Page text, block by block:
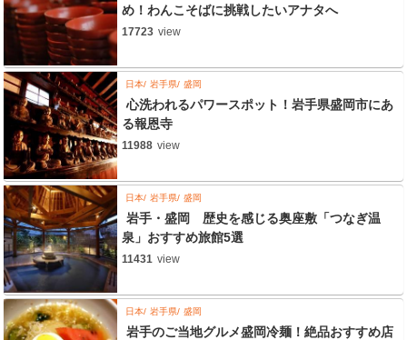
め！わんこそばに挑戦したいアナタへ
17723 view
日本 岩手県 盛岡
心洗われるパワースポット！岩手県盛岡市にあ
る報恩寺
11988 view
日本 岩手県 盛岡
岩手・盛岡 歴史を感じる奥座敷「つなぎ温
泉」おすすめ旅館5選
11431 view
日本 岩手県 盛岡
岩手のご当地グルメ盛岡冷麺！絶品おすすめ店